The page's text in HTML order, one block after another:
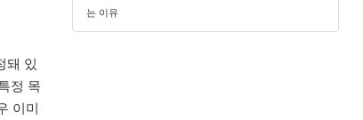
돼 있
정 목
이미
는 이유